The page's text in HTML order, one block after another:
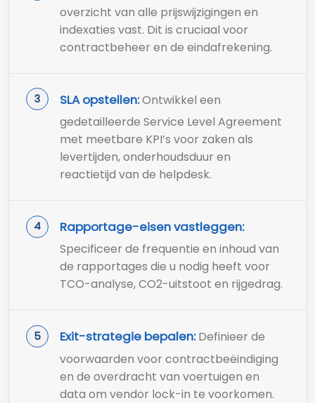
overzicht van alle prijswijzigingen en
indexaties vast. Dit is cruciaal voor
contractbeheer en de eindafrekening.
SLA opstellen:Ontwikkel een
gedetailleerde Service Level Agreement
met meetbare KPI’s voor zaken als
levertijden, onderhoudsduur en
reactietijd van de helpdesk.
Rapportage-eisen vastleggen:
Specificeer de frequentie en inhoud van
de rapportages die u nodig heeft voor
TCO-analyse, CO2-uitstoot en rijgedrag.
Exit-strategie bepalen:Definieer de
voorwaarden voor contractbeëindiging
en de overdracht van voertuigen en
data om vendor lock-in te voorkomen.